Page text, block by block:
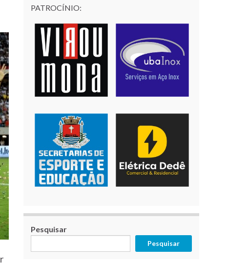
PATROCÍNIO:
Pesquisar
Pesquisar